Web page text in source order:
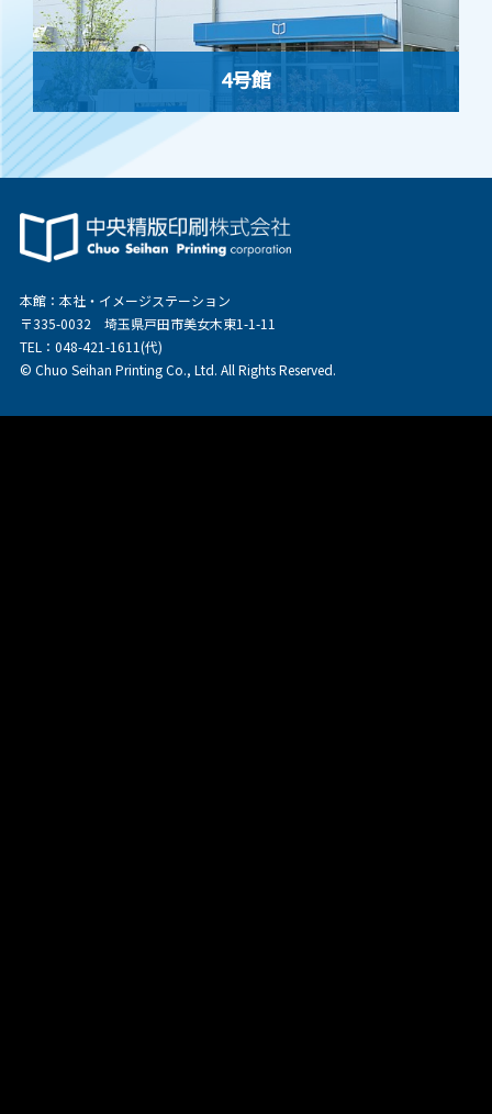
4号館
本館：本社・イメージステーション
〒335-0032 埼玉県戸田市美女木東1-1-11
TEL：048-421-1611(代)
© Chuo Seihan Printing Co., Ltd. All Rights Reserved.